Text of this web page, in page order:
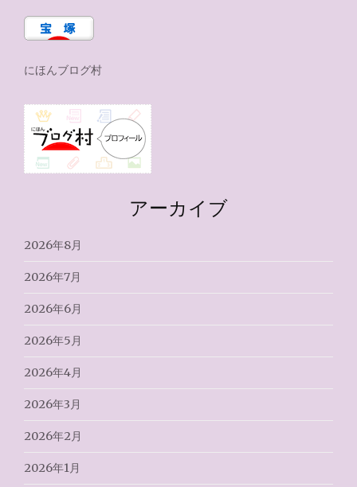
にほんブログ村
アーカイブ
2026年8月
2026年7月
2026年6月
2026年5月
2026年4月
2026年3月
2026年2月
2026年1月